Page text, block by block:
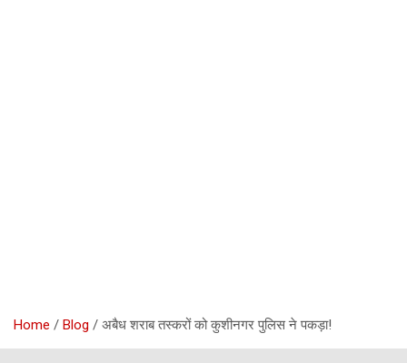
Home Blog अबैध शराब तस्करों को कुशीनगर पुलिस ने पकड़ा!